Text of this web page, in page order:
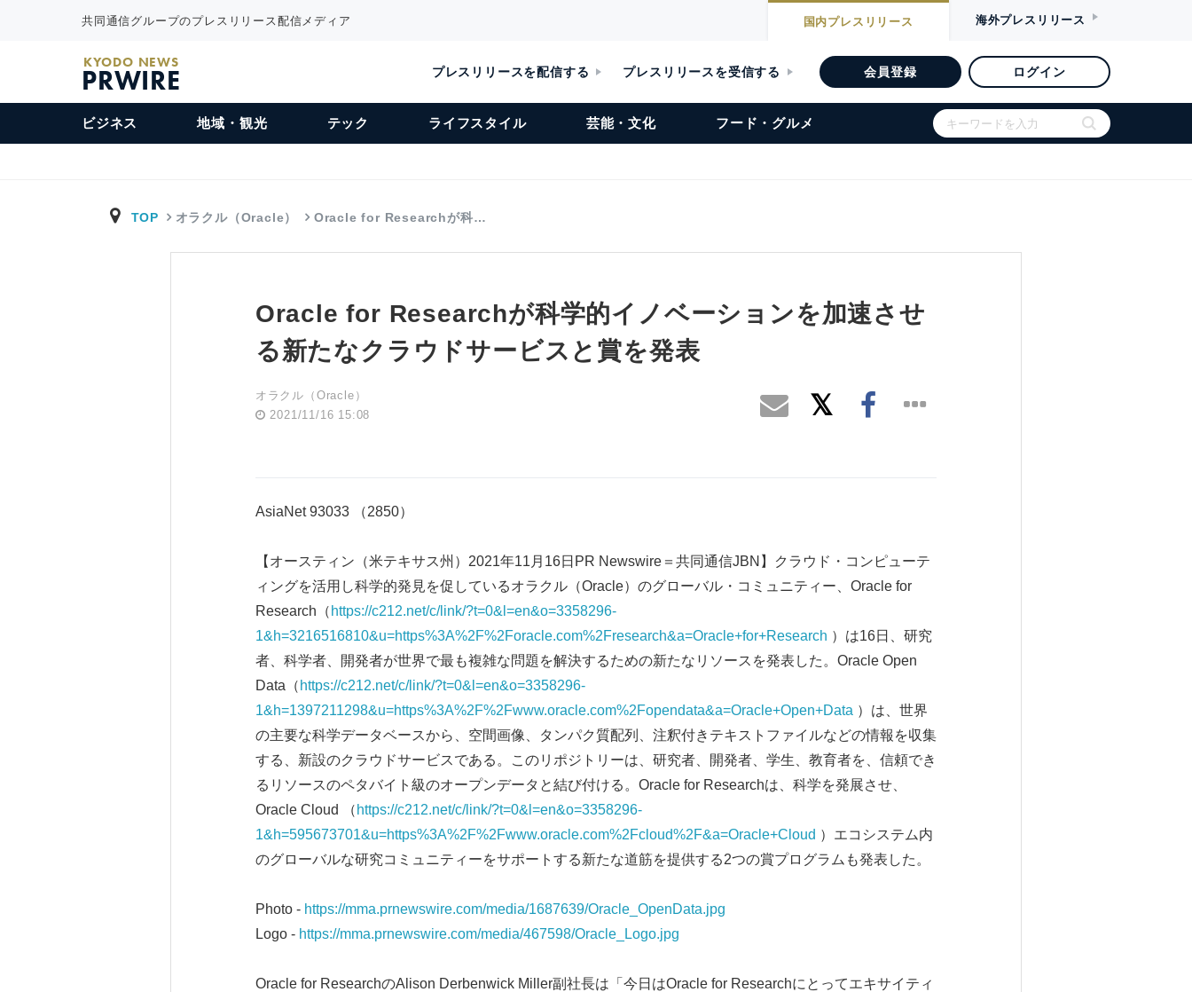
共同通信グループのプレスリリース配信メディア 国内プレスリリース 海外プレスリリース
KYODO NEWS
PRWIRE プレスリリースを配信する プレスリリースを受信する 会員登録 ログイン
ビジネス 地域・観光 テック ライフスタイル 芸能・文化 フード・グルメ
TOP オラクル（Oracle） Oracle for Researchが科…
Oracle for Researchが科学的イノベーションを加速させ
る新たなクラウドサービスと賞を発表
オラクル（Oracle）
2021/11/16 15:08
AsiaNet 93033 （2850）
【オースティン（米テキサス州）2021年11月16日PR Newswire＝共同通信JBN】クラウド・コンピューテ
ィングを活用し科学的発見を促しているオラクル（Oracle）のグローバル・コミュニティー、Oracle for
Research（ https://c212.net/c/link/?t=0&l=en&o=3358296-
1&h=3216516810&u=https%3A%2F%2Foracle.com%2Fresearch&a=Oracle+for+Research ）は16日、研究
者、科学者、開発者が世界で最も複雑な問題を解決するための新たなリソースを発表した。Oracle Open
Data（ https://c212.net/c/link/?t=0&l=en&o=3358296-
1&h=1397211298&u=https%3A%2F%2Fwww.oracle.com%2Fopendata&a=Oracle+Open+Data ）は、世界
の主要な科学データベースから、空間画像、タンパク質配列、注釈付きテキストファイルなどの情報を収集
する、新設のクラウドサービスである。このリポジトリーは、研究者、開発者、学生、教育者を、信頼でき
るリソースのペタバイト級のオープンデータと結び付ける。Oracle for Researchは、科学を発展させ、
Oracle Cloud （ https://c212.net/c/link/?t=0&l=en&o=3358296-
1&h=595673701&u=https%3A%2F%2Fwww.oracle.com%2Fcloud%2F&a=Oracle+Cloud ）エコシステム内
のグローバルな研究コミュニティーをサポートする新たな道筋を提供する2つの賞プログラムも発表した。
Photo - https://mma.prnewswire.com/media/1687639/Oracle_OpenData.jpg
Logo - https://mma.prnewswire.com/media/467598/Oracle_Logo.jpg
Oracle for ResearchのAlison Derbenwick Miller副社長は「今日はOracle for Researchにとってエキサイティ